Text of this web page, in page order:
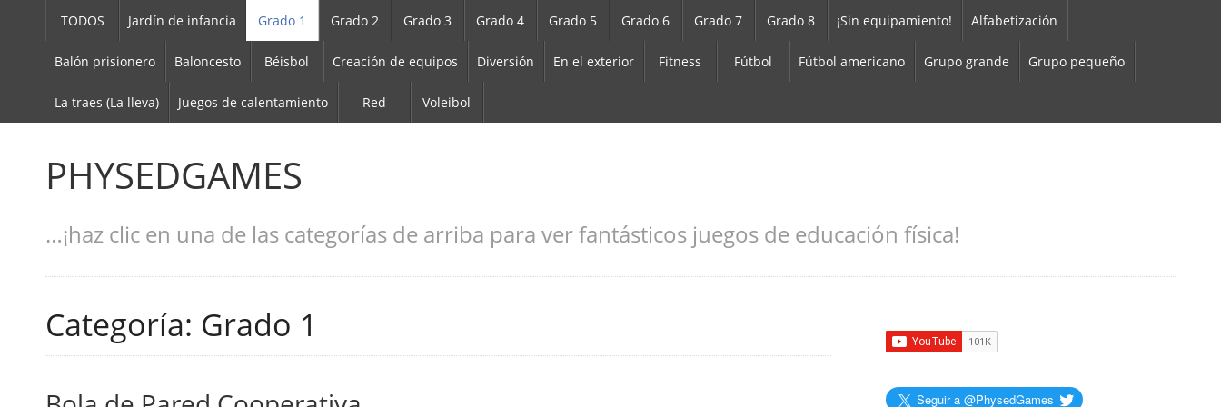
TODOS Jardín de infancia Grado 1 Grado 2 Grado 3 Grado 4 Grado 5 Grado 6 Grado 7 Grado 8 ¡Sin equipamiento! Alfabetización
Balón prisionero Baloncesto Béisbol Creación de equipos Diversión En el exterior Fitness Fútbol Fútbol americano Grupo grande Grupo pequeño
La traes (La lleva) Juegos de calentamiento Red Voleibol
PHYSEDGAMES
…¡haz clic en una de las categorías de arriba para ver fantásticos juegos de educación física!
Categoría: Grado 1
Seguir a @PhysedGames